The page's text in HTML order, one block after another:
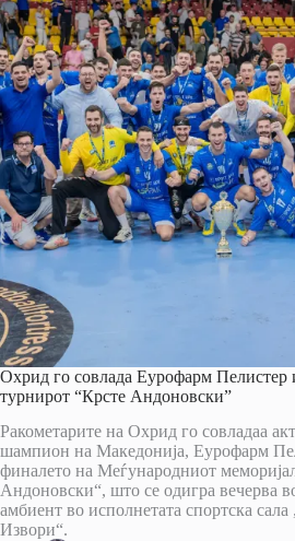
Охрид го совлада Еурофарм Пелистер
турнирот “Крсте Андоновски”
Ракометарите на Охрид го совладаа
шампион на Македонија, Еурофарм
финалето на Меѓународниот
Андоновски“, што се одигра вечерва
амбиент во исполнетата спортска сала
Извори“.